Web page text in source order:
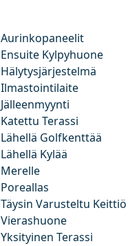
Aurinkopaneelit
Ensuite Kylpyhuone
Hälytysjärjestelmä
Ilmastointilaite
Jälleenmyynti
Katettu Terassi
Lähellä Golfkenttää
Lähellä Kylää
Merelle
Poreallas
Täysin Varusteltu Keittiö
Vierashuone
Yksityinen Terassi